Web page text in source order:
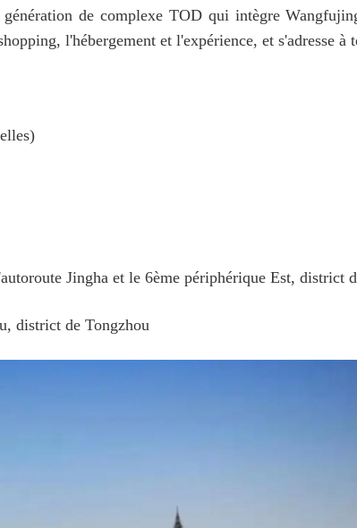
de complexe TOD qui intègre
l'hébergement et l'expérience, et s'adresse à
Jingha et le 6ème périphérique Est, district
district de Tongzhou